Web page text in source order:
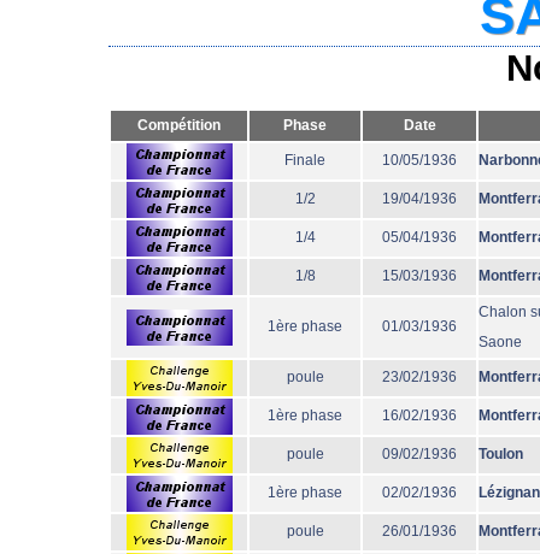
Compétition Phase Date
Finale 10/05/1936
1/2 19/04/1936
1/4 05/04/1936
1/8 15/03/1936
1ère phase 01/03/1936
Chalon
Saone
poule 23/02/1936
1ère phase 16/02/1936
poule 09/02/1936 Toulon
1ère phase 02/02/1936 Lézignan
poule 26/01/1936